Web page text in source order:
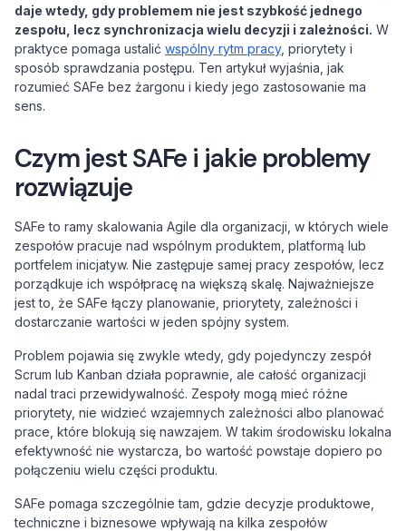
daje wtedy, gdy problemem nie jest szybkość jednego
zespołu, lecz synchronizacja wielu decyzji i zależności. W
praktyce pomaga ustalić wspólny rytm pracy, priorytety i
sposób sprawdzania postępu. Ten artykuł wyjaśnia, jak
rozumieć SAFe bez żargonu i kiedy jego zastosowanie ma
sens.
Czym jest SAFe i jakie problemy
rozwiązuje
SAFe to ramy skalowania Agile dla organizacji, w których wiele
zespołów pracuje nad wspólnym produktem, platformą lub
portfelem inicjatyw. Nie zastępuje samej pracy zespołów, lecz
porządkuje ich współpracę na większą skalę. Najważniejsze
jest to, że SAFe łączy planowanie, priorytety, zależności i
dostarczanie wartości w jeden spójny system.
Problem pojawia się zwykle wtedy, gdy pojedynczy zespół
Scrum lub Kanban działa poprawnie, ale całość organizacji
nadal traci przewidywalność. Zespoły mogą mieć różne
priorytety, nie widzieć wzajemnych zależności albo planować
prace, które blokują się nawzajem. W takim środowisku lokalna
efektywność nie wystarcza, bo wartość powstaje dopiero po
połączeniu wielu części produktu.
SAFe pomaga szczególnie tam, gdzie decyzje produktowe,
techniczne i biznesowe wpływają na kilka zespołów